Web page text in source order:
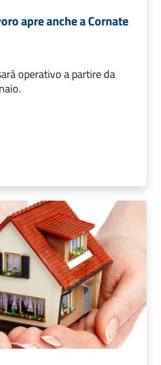
apre anche a Cornate
operativo a partire da